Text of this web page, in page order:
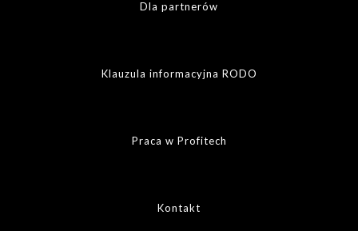
Dla partnerów
Klauzula informacyjna RODO
Praca w Profitech
Kontakt